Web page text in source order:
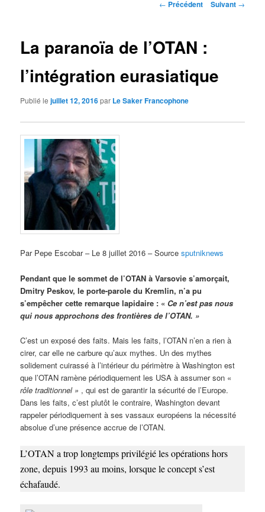
Navigation
← Précédent Suivant →
La paranoïa de l’OTAN :
l’intégration eurasiatique
Publié lejuillet 12, 2016par Le Saker Francophone
Par Pepe Escobar – Le 8 juillet 2016 – Sourcesputniknews
Pendant que le sommet de l’OTAN à Varsovie s’amorçait,
Dmitry Peskov, le porte-parole du Kremlin, n’a pu
s’empêcher cette remarque lapidaire : « Ce n’est pas nous
qui nous approchons des frontières de l’OTAN. »
C’est un exposé des faits. Mais les faits, l’OTAN n’en a rien à
cirer, car elle ne carbure qu’aux mythes. Un des mythes
solidement cuirassé à l’intérieur du périmètre à Washington est
que l’OTAN ramène périodiquement les USA à assumer son «
rôle traditionnel » , qui est de garantir la sécurité de l’Europe.
Dans les faits, c’est plutôt le contraire, Washington devant
rappeler périodiquement à ses vassaux européens la nécessité
absolue d’une présence accrue de l’OTAN.
L’OTAN a trop longtemps privilégié les opérationshors
zone, depuis 1993 au moins, lorsque le concept s’est
échafaudé.